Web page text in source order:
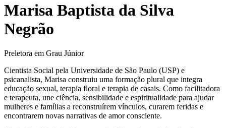
Marisa Baptista da Silva
Negrão
Preletora em Grau Júnior
Cientista Social pela Universidade de São Paulo (USP) e
psicanalista, Marisa construiu uma formação plural que integra
educação sexual, terapia floral e terapia de casais. Como facilitadora
e terapeuta, une ciência, sensibilidade e espiritualidade para ajudar
mulheres e famílias a reconstruírem vínculos, curarem feridas e
encontrarem novas narrativas de amor consciente.